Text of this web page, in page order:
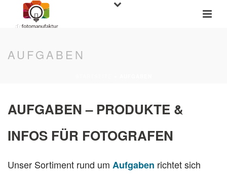
AUFGABEN
AUFGABEN – PRODUKTE &
INFOS FÜR FOTOGRAFEN
Unser Sortiment rund um Aufgaben richtet sich